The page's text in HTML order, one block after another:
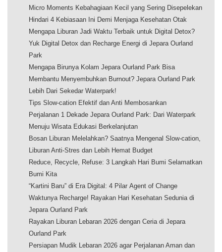
Micro Moments Kebahagiaan Kecil yang Sering Disepelekan
Hindari 4 Kebiasaan Ini Demi Menjaga Kesehatan Otak
Mengapa Liburan Jadi Waktu Terbaik untuk Digital Detox?
Yuk Digital Detox dan Recharge Energi di Jepara Ourland
Park
Mengapa Birunya Kolam Jepara Ourland Park Bisa
Membantu Menyembuhkan Burnout? Jepara Ourland Park
Lebih Dari Sekedar Waterpark!
Tips Slow-cation Efektif dan Anti Membosankan
Perjalanan 1 Dekade Jepara Ourland Park: Dari Waterpark
Menuju Wisata Edukasi Berkelanjutan
Bosan Liburan Melelahkan? Saatnya Mengenal Slow-cation,
Liburan Anti-Stres dan Lebih Hemat Budget
Reduce, Recycle, Refuse: 3 Langkah Hari Bumi Selamatkan
Bumi Kita
“Kartini Baru” di Era Digital: 4 Pilar Agent of Change
Waktunya Recharge! Rayakan Hari Kesehatan Sedunia di
Jepara Ourland Park
Rayakan Liburan Lebaran 2026 dengan Ceria di Jepara
Ourland Park
Persiapan Mudik Lebaran 2026 agar Perjalanan Aman dan